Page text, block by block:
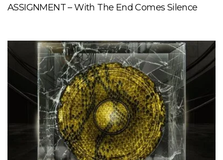
ASSIGNMENT – With The End Comes Silence